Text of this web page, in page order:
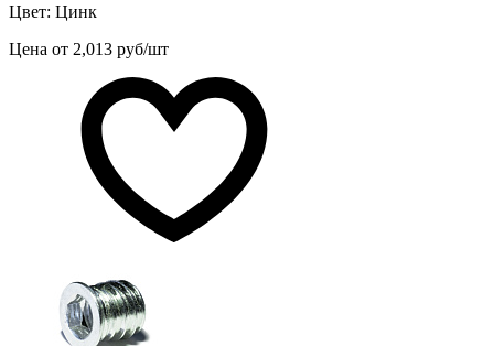
Цвет: Цинк
Цена от 2,013 руб/шт